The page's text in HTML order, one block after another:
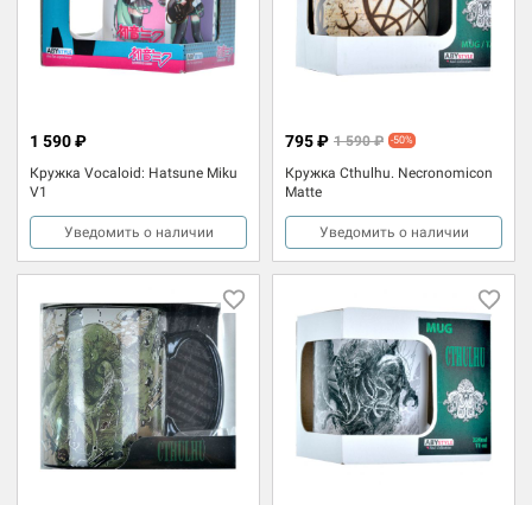
Кружка Vocaloid: Hatsune Miku
V1
1 590 ₽
Уведомить о наличии
Кружка Cthulhu. Necronomicon
Matte
795 ₽ 1 590 ₽ -50%
Уведомить о наличии